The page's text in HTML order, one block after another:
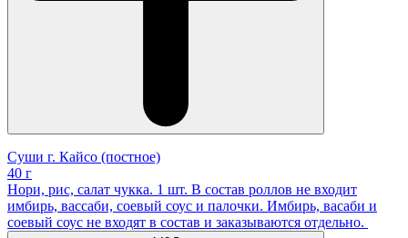
Суши г. Кайсо (постное)
40 г
Нори, рис, салат чукка. 1 шт. В состав роллов не входит
имбирь, вассаби, соевый соус и палочки. Имбирь, васаби и
соевый соус не входят в состав и заказываются отдельно.